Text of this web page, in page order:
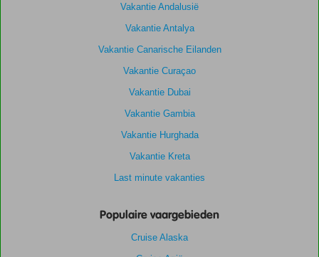
Vakantie Andalusië
Vakantie Antalya
Vakantie Canarische Eilanden
Vakantie Curaçao
Vakantie Dubai
Vakantie Gambia
Vakantie Hurghada
Vakantie Kreta
Last minute vakanties
Populaire vaargebieden
Cruise Alaska